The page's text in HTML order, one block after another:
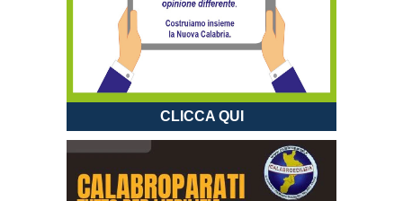
CLICCA QUI